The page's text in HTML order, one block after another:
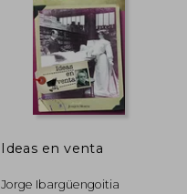
Ideas en venta
Jorge Ibargüengoitia